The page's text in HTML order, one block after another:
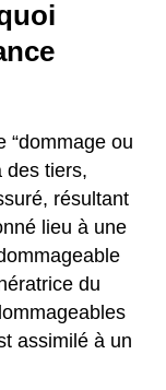
“dommage ou
des tiers,
résultant
lieu à une
du
assimilé à un